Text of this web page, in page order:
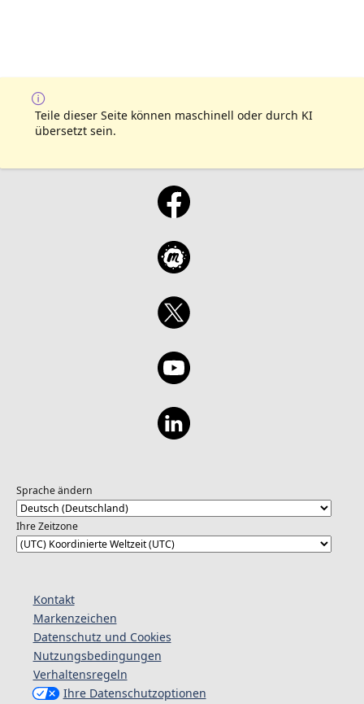
Teile dieser Seite können maschinell oder durch KI
übersetzt sein.
Sprache ändern
Ihre Zeitzone
Kontakt
Markenzeichen
Datenschutz und Cookies
Nutzungsbedingungen
Verhaltensregeln
Ihre Datenschutzoptionen